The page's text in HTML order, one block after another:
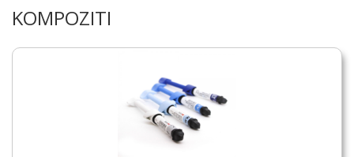
KOMPOZITI